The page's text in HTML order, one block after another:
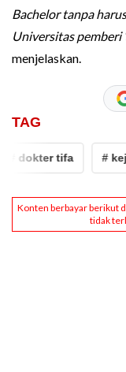
Bachelor tanpa
Universitas pemberi
menjelaskan.
TAG
dokter tifa #